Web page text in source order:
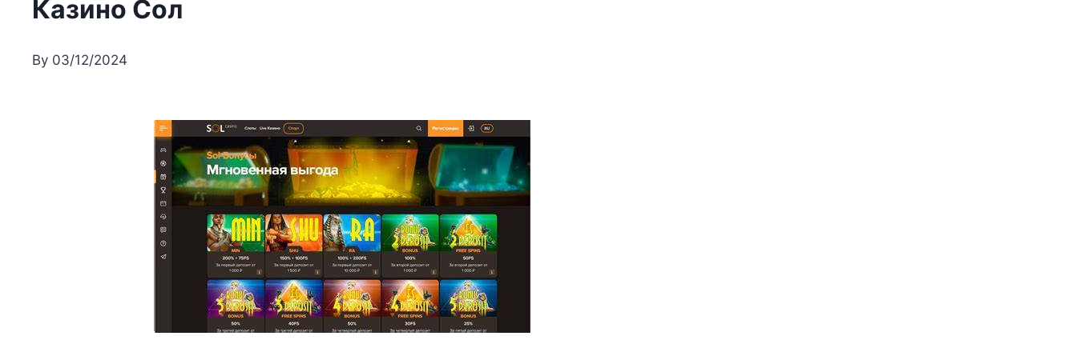
Казино Сол
By 03/12/2024